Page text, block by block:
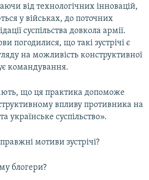
від технологічних інновацій,
у військах, до поточних
суспільства довкола армії.
погодилися, що такі зустрічі є
на можливість конструктивної
командування.
що ця практика допоможе
впливу противника на
українське суспільство».
мотиви зустрічі?
блогери?